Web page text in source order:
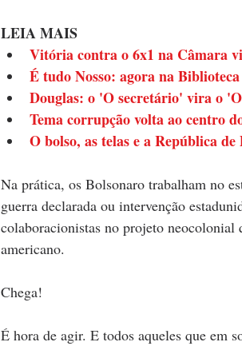
LEIA MAIS
Vitória contra o 6x1 na Câmara
É tudo Nosso: agora na
Douglas: o 'O secretário' vira o
Tema corrupção volta ao centro
O bolso, as telas e a República
Na prática, os Bolsonaro trabalham no
guerra declarada ou intervenção
colaboracionistas no projeto
americano.
Chega!
É hora de agir. E todos aqueles que em